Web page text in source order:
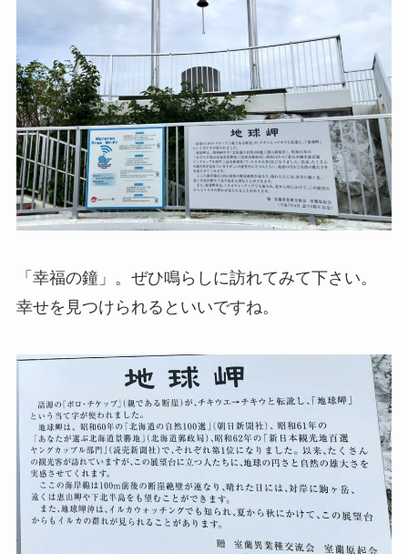
「幸福の鐘」。ぜひ鳴らしに訪れてみて下さい。
幸せを見つけられるといいですね。